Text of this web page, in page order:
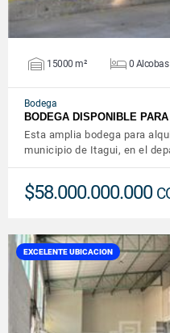
15000 m² 0 Alcobas
Bodega
BODEGA DISPONIBLE
Esta amplia bodega para
municipio de Itagui, en el
$58.000.000.000
EXCELENTE UBICACION